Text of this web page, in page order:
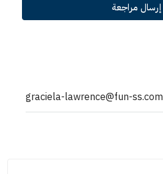
إرسال مراجعة
graciela-lawrence@fun-ss.com